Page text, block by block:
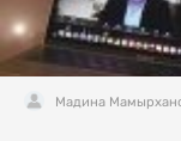
Мадина